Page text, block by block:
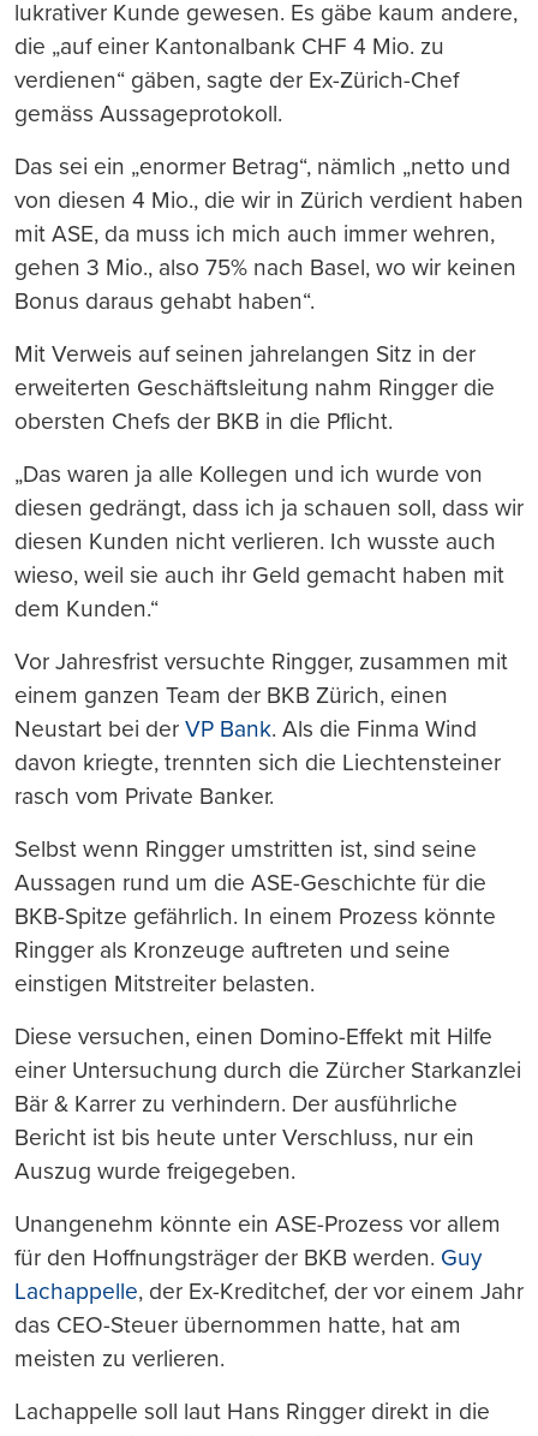
lukrativer Kunde gewesen. Es gäbe kaum andere,
die „auf einer Kantonalbank CHF 4 Mio. zu
verdienen“ gäben, sagte der Ex-Zürich-Chef
gemäss Aussageprotokoll.
Das sei ein „enormer Betrag“, nämlich „netto und
von diesen 4 Mio., die wir in Zürich verdient haben
mit ASE, da muss ich mich auch immer wehren,
gehen 3 Mio., also 75% nach Basel, wo wir keinen
Bonus daraus gehabt haben“.
Mit Verweis auf seinen jahrelangen Sitz in der
erweiterten Geschäftsleitung nahm Ringger die
obersten Chefs der BKB in die Pflicht.
„Das waren ja alle Kollegen und ich wurde von
diesen gedrängt, dass ich ja schauen soll, dass wir
diesen Kunden nicht verlieren. Ich wusste auch
wieso, weil sie auch ihr Geld gemacht haben mit
dem Kunden.“
Vor Jahresfrist versuchte Ringger, zusammen mit
einem ganzen Team der BKB Zürich, einen
Neustart bei der VP Bank. Als die Finma Wind
davon kriegte, trennten sich die Liechtensteiner
rasch vom Private Banker.
Selbst wenn Ringger umstritten ist, sind seine
Aussagen rund um die ASE-Geschichte für die
BKB-Spitze gefährlich. In einem Prozess könnte
Ringger als Kronzeuge auftreten und seine
einstigen Mitstreiter belasten.
Diese versuchen, einen Domino-Effekt mit Hilfe
einer Untersuchung durch die Zürcher Starkanzlei
Bär & Karrer zu verhindern. Der ausführliche
Bericht ist bis heute unter Verschluss, nur ein
Auszug wurde freigegeben.
Unangenehm könnte ein ASE-Prozess vor allem
für den Hoffnungsträger der BKB werden. Guy
Lachappelle, der Ex-Kreditchef, der vor einem Jahr
das CEO-Steuer übernommen hatte, hat am
meisten zu verlieren.
Lachappelle soll laut Hans Ringger direkt in die